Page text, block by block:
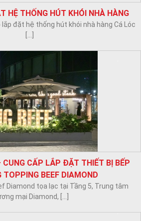
BỊ BẾP CHO NHÀ HÀNG THE
GANGS HỎA XA
đang không đáp ứng kịp lượng khách
ghé vào [...]